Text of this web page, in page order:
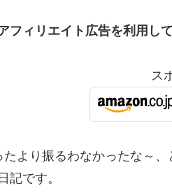
フィリエイト広告を利用し
ス
より振るわなかったな～
記です。